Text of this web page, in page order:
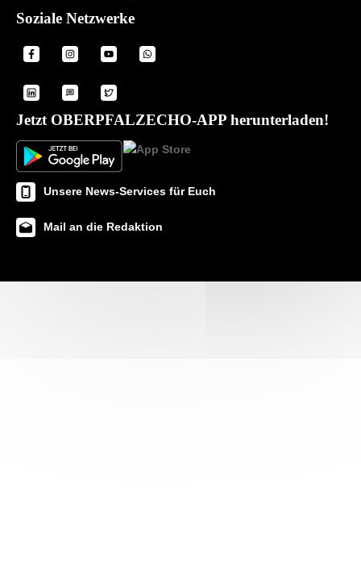
Soziale Netzwerke
Jetzt OBERPFALZECHO-APP herunterladen!
Unsere News-Services für Euch
Mail an die Redaktion